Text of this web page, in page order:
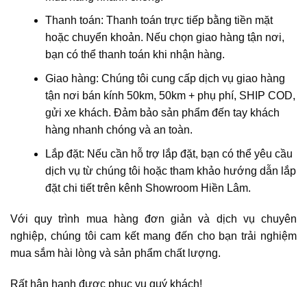
Thanh toán: Thanh toán trực tiếp bằng tiền mặt
hoặc chuyển khoản. Nếu chọn giao hàng tận nơi,
bạn có thể thanh toán khi nhận hàng.
Giao hàng: Chúng tôi cung cấp dịch vụ giao hàng
tận nơi bán kính 50km, 50km + phụ phí, SHIP COD,
gửi xe khách. Đảm bảo sản phẩm đến tay khách
hàng nhanh chóng và an toàn.
Lắp đặt: Nếu cần hỗ trợ lắp đặt, bạn có thể yêu cầu
dịch vụ từ chúng tôi hoặc tham khảo hướng dẫn lắp
đặt chi tiết trên kênh Showroom Hiền Lâm.
Với quy trình mua hàng đơn giản và dịch vụ chuyên
nghiệp, chúng tôi cam kết mang đến cho bạn trải nghiệm
mua sắm hài lòng và sản phẩm chất lượng.
Rất hân hạnh được phục vụ quý khách!